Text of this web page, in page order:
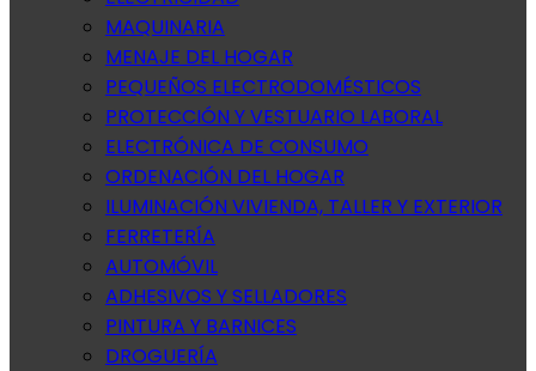
MAQUINARIA
MENAJE DEL HOGAR
PEQUEÑOS ELECTRODOMÉSTICOS
PROTECCIÓN Y VESTUARIO LABORAL
ELECTRÓNICA DE CONSUMO
ORDENACIÓN DEL HOGAR
ILUMINACIÓN VIVIENDA, TALLER Y EXTERIOR
FERRETERÍA
AUTOMÓVIL
ADHESIVOS Y SELLADORES
PINTURA Y BARNICES
DROGUERÍA